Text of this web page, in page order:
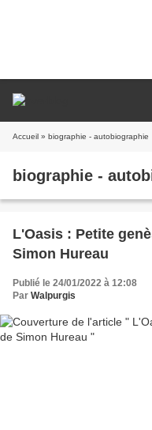
Accueil » biographie - autobiographie
biographie -
L'Oasis : Petite
Simon Hureau
Publié le 24/01/2022 à 12:08
Par Walpurgis